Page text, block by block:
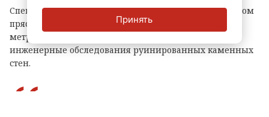
Специалисты исследуют два раскопа на юго-восточном
прясле крепости общей площадью 276 квадратных
метров. Параллельно проводятся архитектурные и
инженерные обследования руинированных каменных
стен.
Принять